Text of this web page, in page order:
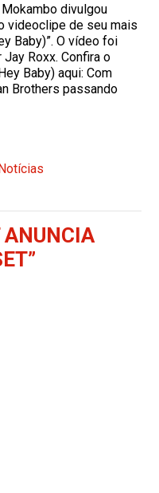
divulgou
videoclipe de seu mais
Baby)”. O vídeo foi
Roxx. Confira o
Baby) aqui: Com
Brothers passando